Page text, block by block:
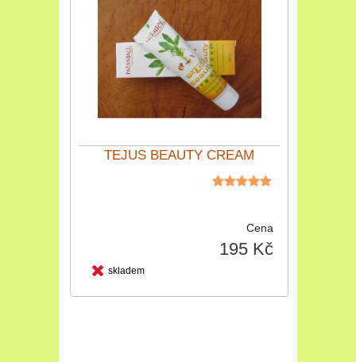
TEJUS BEAUTY CREAM
Cena
195 Kč
skladem